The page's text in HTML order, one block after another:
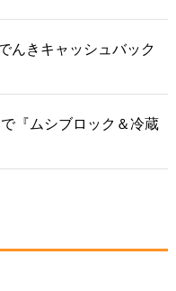
んきキャッシュバック
『ムシブロック＆冷蔵